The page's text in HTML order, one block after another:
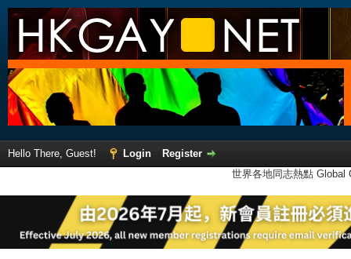
Hello There, Guest! Login
Register
世界各地同志熱點